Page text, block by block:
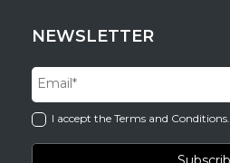
NEWSLETTER
I accept the Terms and Conditions.